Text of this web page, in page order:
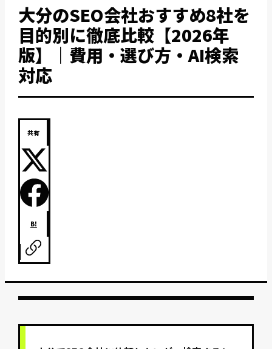
大分のSEO会社おすすめ8社を
目的別に徹底比較【2026年
版】｜費用・選び方・AI検索
対応
共有
B!